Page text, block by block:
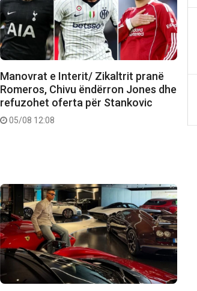
Manovrat e Interit/ Zikaltrit pranë
Romeros, Chivu ëndërron Jones dhe
refuzohet oferta për Stankovic
05/08 12:08